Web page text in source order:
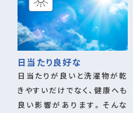
日当たり良好な
日当たりが良いと洗濯物が乾
きやすいだけでなく、健康へも
良い影響があります。そんな